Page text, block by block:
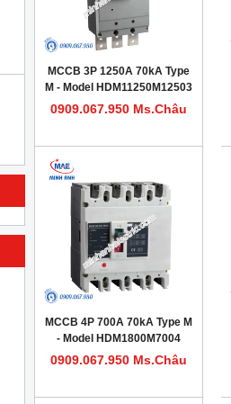
MCCB 3P 1250A 70kA Type
M - Model HDM11250M12503
0909.067.950 Ms.Châu
MCCB 4P 700A 70kA Type M
- Model HDM1800M7004
0909.067.950 Ms.Châu